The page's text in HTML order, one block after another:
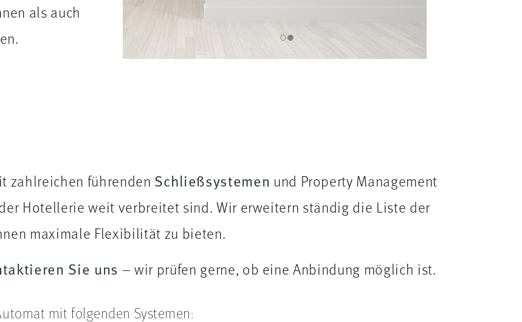
als auch
zahlreichen führenden Schließsystemen und Property Management
Hotellerie weit verbreitet sind. Wir erweitern ständig die Liste der
maximale Flexibilität zu bieten.
Sie uns – wir prüfen gerne, ob eine Anbindung möglich ist.
mit folgenden Systemen: